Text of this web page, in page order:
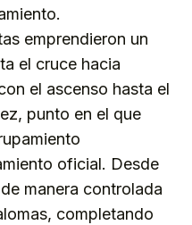
emprendieron un
el cruce hacia
el ascenso hasta el
punto en el que
oficial. Desde
manera controlada
completando